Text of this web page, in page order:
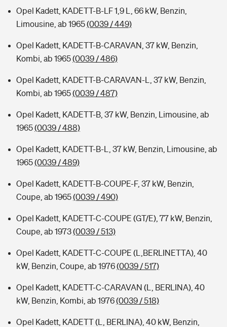
Opel Kadett, KADETT-B-LF 1,9 L, 66 kW, Benzin,
Limousine, ab 1965(0039 / 449)
Opel Kadett, KADETT-B-CARAVAN, 37 kW, Benzin,
Kombi, ab 1965(0039 / 486)
Opel Kadett, KADETT-B-CARAVAN-L, 37 kW, Benzin,
Kombi, ab 1965(0039 / 487)
Opel Kadett, KADETT-B, 37 kW, Benzin, Limousine, ab
1965(0039 / 488)
Opel Kadett, KADETT-B-L, 37 kW, Benzin, Limousine, ab
1965(0039 / 489)
Opel Kadett, KADETT-B-COUPE-F, 37 kW, Benzin,
Coupe, ab 1965(0039 / 490)
Opel Kadett, KADETT-C-COUPE (GT/E), 77 kW, Benzin,
Coupe, ab 1973(0039 / 513)
Opel Kadett, KADETT-C-COUPE (L,BERLINETTA), 40
kW, Benzin, Coupe, ab 1976(0039 / 517)
Opel Kadett, KADETT-C-CARAVAN (L, BERLINA), 40
kW, Benzin, Kombi, ab 1976(0039 / 518)
Opel Kadett, KADETT (L, BERLINA), 40 kW, Benzin,